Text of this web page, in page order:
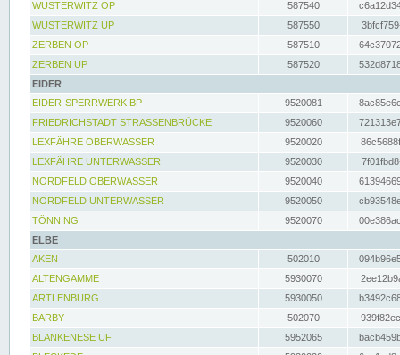
WUSTERWITZ OP
587540
WUSTERWITZ UP
587550
ZERBEN OP
587510
ZERBEN UP
587520
EIDER
EIDER-SPERRWERK BP
9520081
FRIEDRICHSTADT STRASSENBRÜCKE
9520060
LEXFÄHRE OBERWASSER
9520020
LEXFÄHRE UNTERWASSER
9520030
NORDFELD OBERWASSER
9520040
NORDFELD UNTERWASSER
9520050
TÖNNING
9520070
ELBE
AKEN
502010
ALTENGAMME
5930070
ARTLENBURG
5930050
BARBY
502070
BLANKENESE UF
5952065